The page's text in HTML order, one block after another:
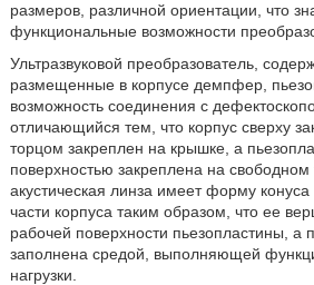
размеров, различной ориентации, что
функциональные возможности
Ультразвуковой преобразователь,
размещенные в корпусе демпфер,
возможность соединения с
отличающийся тем, что корпус сверху
торцом закреплен на крышке, а
поверхностью закреплена на
акустическая линза имеет форму
части корпуса таким образом, что ее
рабочей поверхности пьезопластины, а
заполнена средой, выполняющей
нагрузки.